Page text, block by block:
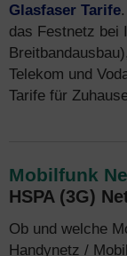
Glasfaser Tarife
das Festnetz bei
Telekom und
Tarife für
Mobilfunk
HSPA (3G)
Ob und welche
Handynetz /